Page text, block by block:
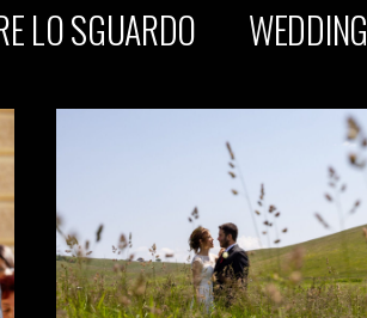
LO SGUARDO WEDDING